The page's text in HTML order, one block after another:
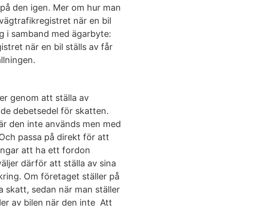
den igen. Mer om hur man
när en bil
i samband med ägarbyte:
när en bil ställs av får
genom att ställa av
debetsedel för skatten.
den inte används men med
passa på direkt för att
att ha ett fordon
därför att ställa av sina
Om företaget ställer på
skatt, sedan när man ställer
av bilen när den inte Att